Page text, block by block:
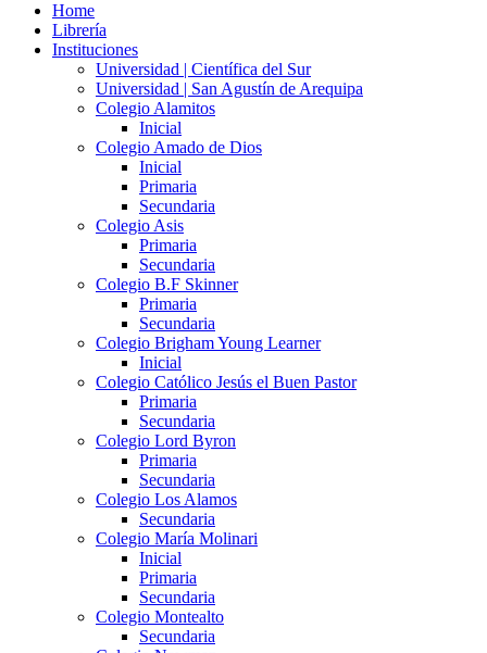
Home
Librería
Instituciones
Universidad | Científica del Sur
Universidad | San Agustín de Arequipa
Colegio Alamitos
Inicial
Colegio Amado de Dios
Inicial
Primaria
Secundaria
Colegio Asis
Primaria
Secundaria
Colegio B.F Skinner
Primaria
Secundaria
Colegio Brigham Young Learner
Inicial
Colegio Católico Jesús el Buen Pastor
Primaria
Secundaria
Colegio Lord Byron
Primaria
Secundaria
Colegio Los Alamos
Secundaria
Colegio María Molinari
Inicial
Primaria
Secundaria
Colegio Montealto
Secundaria